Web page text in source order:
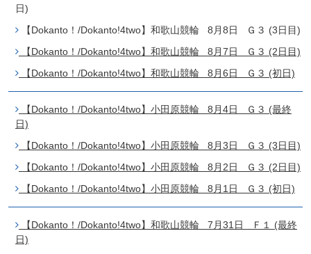
日)
【Dokanto！/Dokanto!4two】和歌山競輪 8月8日 Ｇ３ (3日目)
【Dokanto！/Dokanto!4two】和歌山競輪 8月7日 Ｇ３ (2日目)
【Dokanto！/Dokanto!4two】和歌山競輪 8月6日 Ｇ３ (初日)
【Dokanto！/Dokanto!4two】小田原競輪 8月4日 Ｇ３ (最終
日)
【Dokanto！/Dokanto!4two】小田原競輪 8月3日 Ｇ３ (3日目)
【Dokanto！/Dokanto!4two】小田原競輪 8月2日 Ｇ３ (2日目)
【Dokanto！/Dokanto!4two】小田原競輪 8月1日 Ｇ３ (初日)
【Dokanto！/Dokanto!4two】和歌山競輪 7月31日 Ｆ１ (最終
日)